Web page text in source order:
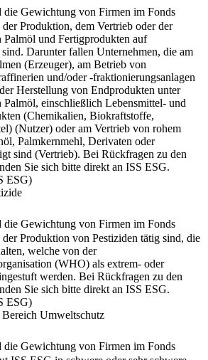
die Gewichtung von Firmen im Fonds
Produktion, dem Vertrieb oder der
Palmöl und Fertigprodukten auf
Darunter fallen Unternehmen, die am
(Erzeuger), am Betrieb von
und/oder -fraktionierungsanlagen
Herstellung von Endprodukten unter
einschließlich Lebensmittel- und
(Chemikalien, Biokraftstoffe,
(Nutzer) oder am Vertrieb von rohem
Palmkernmehl, Derivaten oder
sind (Vertrieb). Bei Rückfragen zu den
Sie sich bitte direkt an ISS ESG.
ESG)
die Gewichtung von Firmen im Fonds
Produktion von Pestiziden tätig sind, die
welche von der
(WHO) als extrem- oder
werden. Bei Rückfragen zu den
Sie sich bitte direkt an ISS ESG.
ESG)
Umweltschutz
die Gewichtung von Firmen im Fonds